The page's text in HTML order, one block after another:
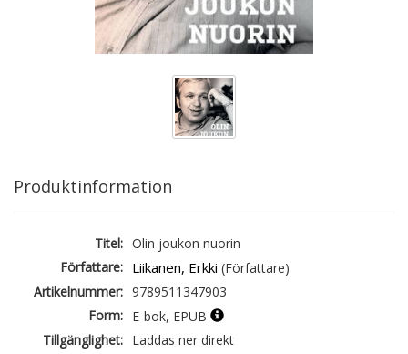
Produktinformation
Titel: Olin joukon nuorin
Författare: Liikanen, Erkki (Författare)
Artikelnummer: 9789511347903
Form: E-bok, EPUB
Tillgänglighet: Laddas ner direkt